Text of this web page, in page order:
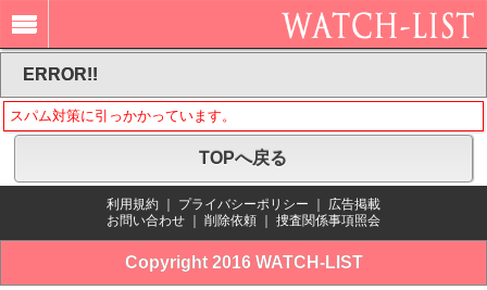
ERROR!!
スパム対策に引っかかっています。
TOPへ戻る
利用規約 プライバシーポリシー
広告掲載
お問い合わせ
削除依頼 捜査関係事項照会
Copyright 2016 WATCH-LIST